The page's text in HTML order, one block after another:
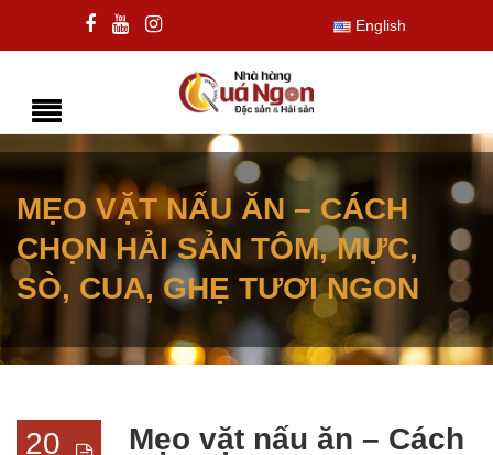
English
MẸO VẶT NẤU ĂN – CÁCH
CHỌN HẢI SẢN TÔM, MỰC,
SÒ, CUA, GHẸ TƯƠI NGON
20
Mẹo vặt nấu ăn – Cách